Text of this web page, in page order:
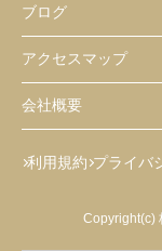
ブログ
アクセスマップ
会社概要
利用規約 プライバ
Copyright(c)